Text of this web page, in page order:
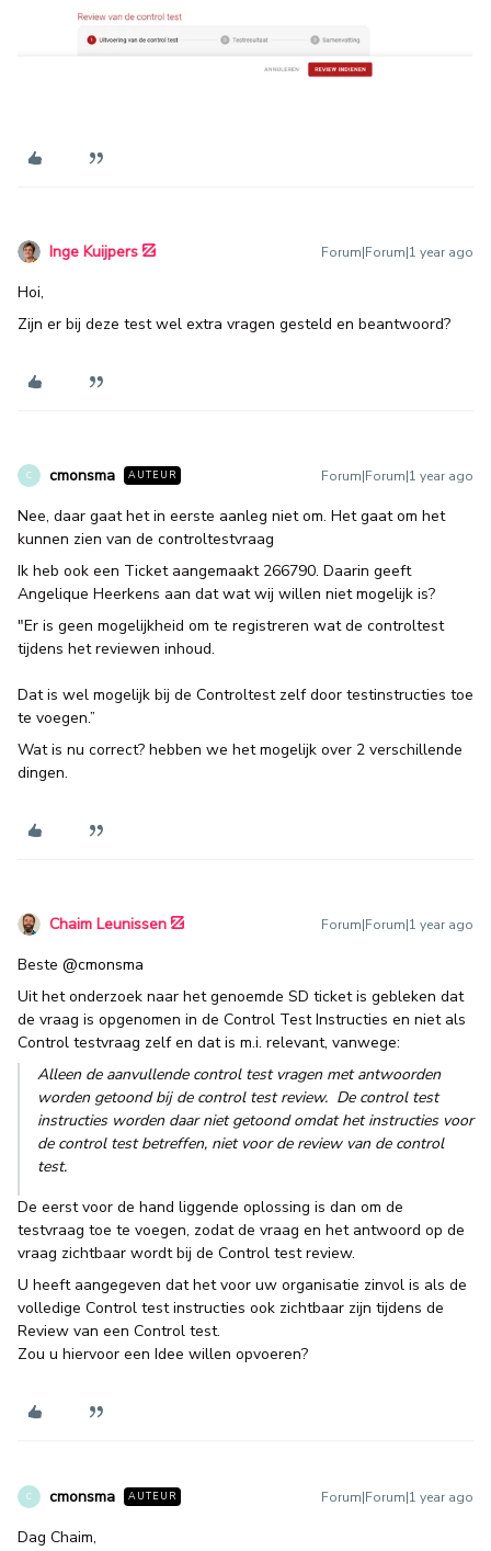
Inge Kuijpers Forum|Forum|1 year ago
Hoi,
Zijn er bij deze test wel extra vragen gesteld en beantwoord?
C cmonsma AUTEUR Forum|Forum|1 year ago
Nee, daar gaat het in eerste aanleg niet om. Het gaat om het
kunnen zien van de controltestvraag
Ik heb ook een Ticket aangemaakt 266790. Daarin geeft
Angelique Heerkens aan dat wat wij willen niet mogelijk is?
"Er is geen mogelijkheid om te registreren wat de controltest
tijdens het reviewen inhoud.
Dat is wel mogelijk bij de Controltest zelf door testinstructies toe
te voegen.”
Wat is nu correct? hebben we het mogelijk over 2 verschillende
dingen.
Chaim Leunissen Forum|Forum|1 year ago
Beste ​ @cmonsma
Uit het onderzoek naar het genoemde SD ticket is gebleken dat
de vraag is opgenomen in de Control Test Instructies en niet als
Control testvraag zelf en dat is m.i. relevant, vanwege:
Alleen de aanvullende control test vragen met antwoorden
worden getoond bij de control test review. De control test
instructies worden daar niet getoond omdat het instructies voor
de control test betreffen, niet voor de review van de control
test.
De eerst voor de hand liggende oplossing is dan om de
testvraag toe te voegen, zodat de vraag en het antwoord op de
vraag zichtbaar wordt bij de Control test review.
U heeft aangegeven dat het voor uw organisatie zinvol is als de
volledige Control test instructies ook zichtbaar zijn tijdens de
Review van een Control test.
Zou u hiervoor een Idee willen opvoeren?
C cmonsma AUTEUR Forum|Forum|1 year ago
Dag Chaim,